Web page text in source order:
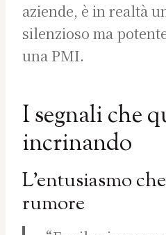
aziende, è in realtà
silenzioso ma
una PMI.
I segnali che
incrinando
L’entusiasmo
rumore